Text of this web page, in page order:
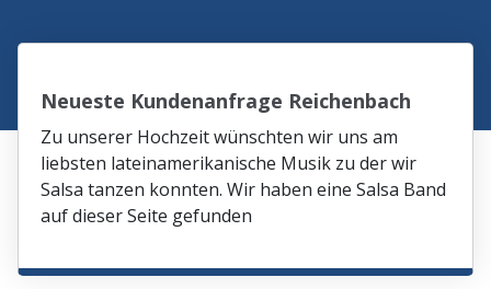
Neueste Kundenanfrage Reichenbach
Zu unserer Hochzeit wünschten wir uns am
liebsten lateinamerikanische Musik zu der wir
Salsa tanzen konnten. Wir haben eine Salsa Band
auf dieser Seite gefunden